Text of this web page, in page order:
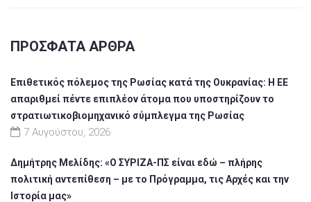
ΠΡΌΣΦΑΤΑ ΆΡΘΡΑ
Επιθετικός πόλεμος της Ρωσίας κατά της Ουκρανίας: Η ΕΕ
απαριθμεί πέντε επιπλέον άτομα που υποστηρίζουν το
στρατιωτικοβιομηχανικό σύμπλεγμα της Ρωσίας
7 Αυγούστου, 2026
Δημήτρης Μελίδης: «Ο ΣΥΡΙΖΑ-ΠΣ είναι εδώ – πλήρης
πολιτική αντεπίθεση – με το Πρόγραμμα, τις Αρχές και την
Ιστορία μας»